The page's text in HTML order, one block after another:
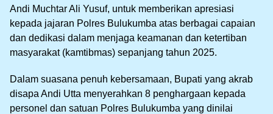
Andi Muchtar Ali Yusuf, untuk memberikan apresiasi
kepada jajaran Polres Bulukumba atas berbagai capaian
dan dedikasi dalam menjaga keamanan dan ketertiban
masyarakat (kamtibmas) sepanjang tahun 2025.
Dalam suasana penuh kebersamaan, Bupati yang akrab
disapa Andi Utta menyerahkan 8 penghargaan kepada
personel dan satuan Polres Bulukumba yang dinilai